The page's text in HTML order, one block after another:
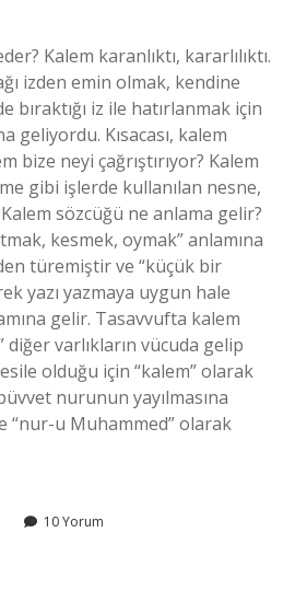
Kalem karanlıktı, kararlılıktı.
izden emin olmak, kendine
bıraktığı iz ile hatırlanmak için
geliyordu. Kısacası, kalem
bize neyi çağrıştırıyor? Kalem
gibi işlerde kullanılan nesne,
Kalem sözcüğü ne anlama gelir?
kesmek, oymak” anlamına
türemiştir ve “küçük bir
yazı yazmaya uygun hale
gelir. Tasavvufta kalem
diğer varlıkların vücuda gelip
olduğu için “kalem” olarak
nurunun yayılmasına
“nur-u Muhammed” olarak
10 Yorum